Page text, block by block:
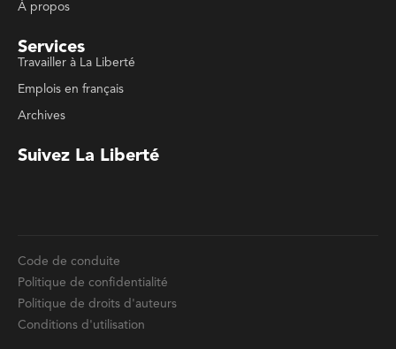
À propos
Services
Travailler à La Liberté
Emplois en français
Archives
Suivez La Liberté
Code de conduite
Politique de confidentialité
Politique de droits d'auteurs
Conditions d'utilisation